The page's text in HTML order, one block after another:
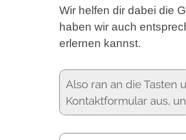
Wir helfen dir dabei die
haben wir auch
erlernen kannst.
Also ran an die Tasten
Kontaktformular aus,